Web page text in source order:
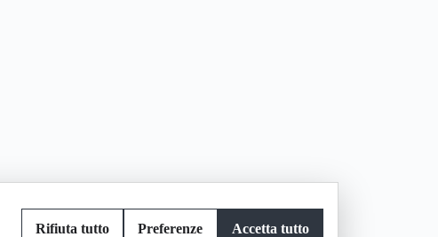
Rifiuta tutto Preferenze Accetta tutto